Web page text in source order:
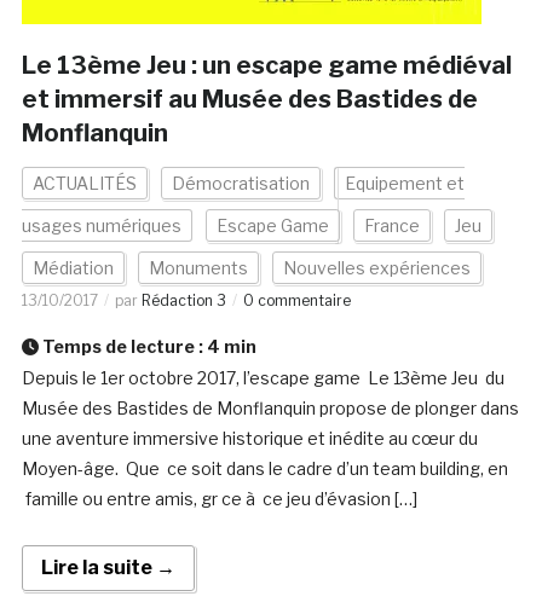
Le 13ème Jeu : un escape game médiéval
et immersif au Musée des Bastides de
Monflanquin
ACTUALITÉS Démocratisation Equipement et
usages numériques Escape Game France Jeu
Médiation Monuments Nouvelles expériences
13/10/2017 par Rédaction 3 0 commentaire
Temps de lecture : 4 min
Depuis le 1er octobre 2017, l’escape game Le 13ème Jeu du
Musée des Bastides de Monflanquin propose de plonger dans
une aventure immersive historique et inédite au cœur du
Moyen-âge. Que ce soit dans le cadre d’un team building, en
famille ou entre amis, gr ce à ce jeu d’évasion […]
Lire la suite →